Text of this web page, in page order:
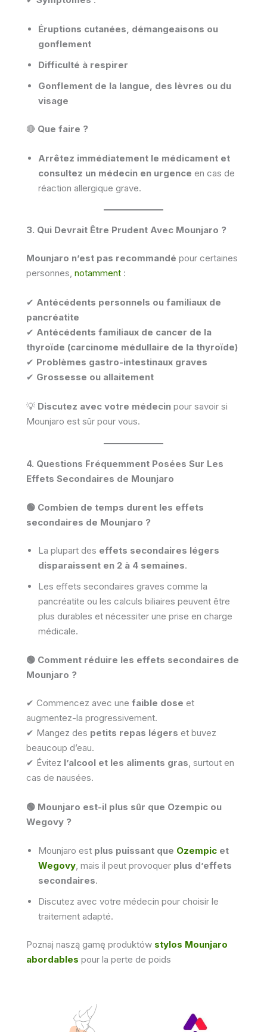
Éruptions cutanées, démangeaisons ou
gonflement
Difficulté à respirer
Gonflement de la langue, des lèvres ou du
visage
🔴 Que faire ?
Arrêtez immédiatement le médicament et
consultez un médecin en urgence en cas de
réaction allergique grave.
3. Qui Devrait Être Prudent Avec Mounjaro ?
Mounjaro n’est pas recommandé pour certaines
personnes, notamment :
✔ Antécédents personnels ou familiaux de
pancréatite
✔ Antécédents familiaux de cancer de la
thyroïde (carcinome médullaire de la thyroïde)
✔ Problèmes gastro-intestinaux graves
✔ Grossesse ou allaitement
💡 Discutez avec votre médecin pour savoir si
Mounjaro est sûr pour vous.
4. Questions Fréquemment Posées Sur Les
Effets Secondaires de Mounjaro
🟢 Combien de temps durent les effets
secondaires de Mounjaro ?
La plupart des effets secondaires légers
disparaissent en 2 à 4 semaines.
Les effets secondaires graves comme la
pancréatite ou les calculs biliaires peuvent être
plus durables et nécessiter une prise en charge
médicale.
🟢 Comment réduire les effets secondaires de
Mounjaro ?
✔ Commencez avec une faible dose et
augmentez-la progressivement.
✔ Mangez des petits repas légers et buvez
beaucoup d’eau.
✔ Évitez l’alcool et les aliments gras, surtout en
cas de nausées.
🟢 Mounjaro est-il plus sûr que Ozempic ou
Wegovy ?
Mounjaro est plus puissant que Ozempic et
Wegovy , mais il peut provoquer plus d’effets
secondaires.
Discutez avec votre médecin pour choisir le
traitement adapté.
Poznaj naszą gamę produktów stylos Mounjaro
abordables pour la perte de poids